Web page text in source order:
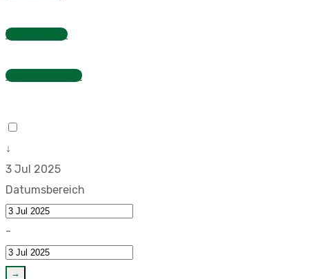
Fragebogen
Stundenzettel
↓
3 Jul 2025
Datumsbereich
-
→